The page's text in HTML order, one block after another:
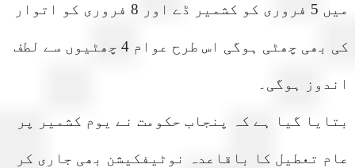
میں 5 فروری کو کشمیر ڈے اور 8 فروری کو اتوار
کی بھی چھٹی ہوگی اس طرح عوام 4 چھٹیوں سے لطف
ہوگی۔
گیا ہے کہ پنجاب حکومت نے یوم کشمیر پر
تعطیل کا باقاعدہ نوٹیفکیشن بھی جاری کر